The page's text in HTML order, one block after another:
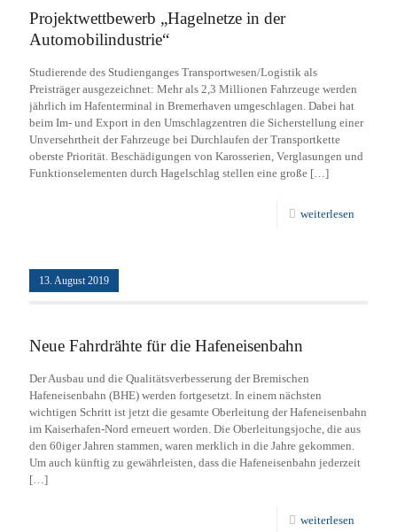
Projektwettbewerb „Hagelnetze in der
Automobilindustrie“
Studierende des Studienganges Transportwesen/Logistik als
Preisträger ausgezeichnet: Mehr als 2,3 Millionen Fahrzeuge werden
jährlich im Hafenterminal in Bremerhaven umgeschlagen. Dabei hat
beim Im- und Export in den Umschlagzentren die Sicherstellung einer
Unversehrtheit der Fahrzeuge bei Durchlaufen der Transportkette
oberste Priorität. Beschädigungen von Karosserien, Verglasungen und
Funktionselementen durch Hagelschlag stellen eine große […]
weiterlesen
13. August 2019
Neue Fahrdrähte für die Hafeneisenbahn
Der Ausbau und die Qualitätsverbesserung der Bremischen
Hafeneisenbahn (BHE) werden fortgesetzt. In einem nächsten
wichtigen Schritt ist jetzt die gesamte Oberleitung der Hafeneisenbahn
im Kaiserhafen-Nord erneuert worden. Die Oberleitungsjoche, die aus
den 60iger Jahren stammen, waren merklich in die Jahre gekommen.
Um auch künftig zu gewährleisten, dass die Hafeneisenbahn jederzeit
[…]
weiterlesen